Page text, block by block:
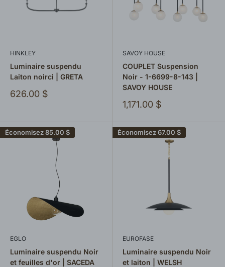
HINKLEY
Luminaire suspendu
Laiton noirci | GRETA
Prix
626.00 $
SAVOY HOUSE
COUPLET Suspension
Noir - 1-6699-8-143 |
SAVOY HOUSE
Prix
1,171.00 $
Économisez85.00 $
EGLO
Luminaire suspendu Noir
et feuilles d'or | SACEDA
Économisez67.00 $
EUROFASE
Luminaire suspendu Noir
et laiton | WELSH